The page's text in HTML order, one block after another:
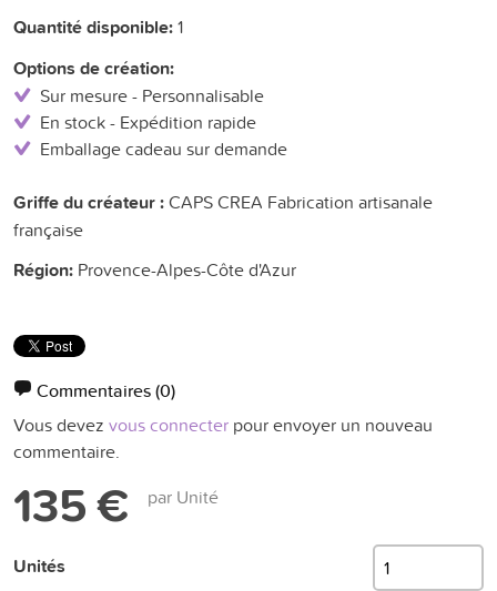
Quantité disponible:1
Options de création:
Sur mesure - Personnalisable
En stock - Expédition rapide
Emballage cadeau sur demande
Griffe du créateur :CAPS CREA Fabrication artisanale
française
Région: Provence-Alpes-Côte d'Azur
Commentaires(0)
Vous devez vous connecter pour envoyer un nouveau
commentaire.
135 € par Unité
Unités